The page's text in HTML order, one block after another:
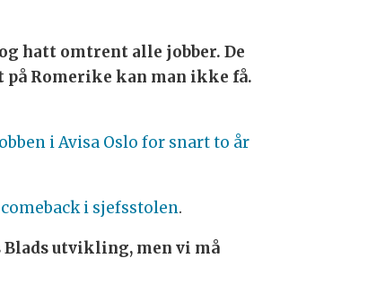
hatt omtrent alle jobber. De
Romerike kan man ikke få.
i Avisa Oslo for snart to år
i sjefsstolen.
utvikling, men vi må